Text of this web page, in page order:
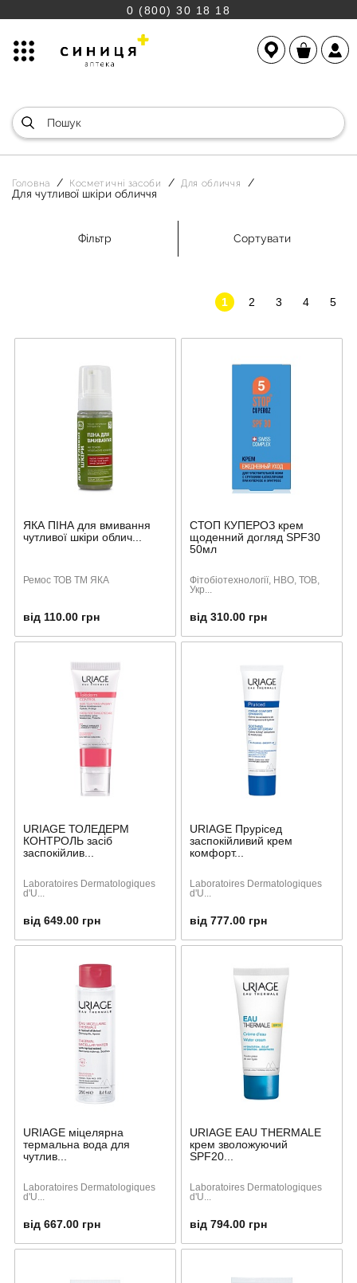
0 (800) 30 18 18
Головна Косметичні засоби Для обличчя
Для чутливої шкіри обличчя
Фільтр Сортувати
1 2 3 4 5
ЯКА ПІНА для вмивання
чутливої шкіри облич...
Ремос ТОВ ТМ ЯКА
від 110.00 грн
СТОП КУПЕРОЗ крем
щоденний догляд SPF30
50мл
Фітобіотехнології, НВО, ТОВ,
Укр...
від 310.00 грн
URIAGE ТОЛЕДЕРМ
КОНТРОЛЬ засіб
заспокійлив...
Laboratoires Dermatologiques
d'U...
від 649.00 грн
URIAGE Прурісед
заспокійливий крем
комфорт...
Laboratoires Dermatologiques
d'U...
від 777.00 грн
URIAGE міцелярна
термальна вода для
чутлив...
Laboratoires Dermatologiques
d'U...
від 667.00 грн
URIAGE EAU THERMALE
крем зволожуючий
SPF20...
Laboratoires Dermatologiques
d'U...
від 794.00 грн